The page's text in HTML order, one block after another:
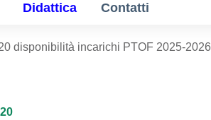
Didattica Contatti
disponibilità incarichi PTOF 2025-2026